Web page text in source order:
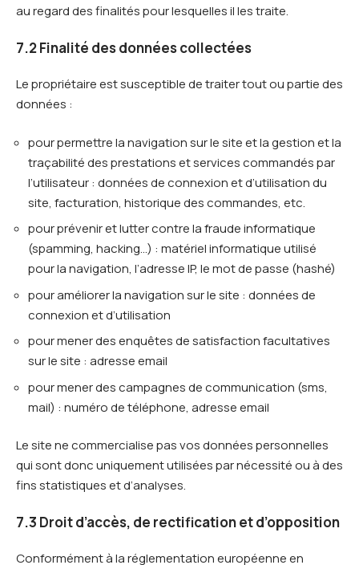
au regard des finalités pour lesquelles il les traite.
7.2 Finalité des données collectées
Le propriétaire est susceptible de traiter tout ou partie des
données :
pour permettre la navigation sur le site et la gestion et la
traçabilité des prestations et services commandés par
l’utilisateur : données de connexion et d’utilisation du
site, facturation, historique des commandes, etc.
pour prévenir et lutter contre la fraude informatique
(spamming, hacking…) : matériel informatique utilisé
pour la navigation, l’adresse IP, le mot de passe (hashé)
pour améliorer la navigation sur le site : données de
connexion et d’utilisation
pour mener des enquêtes de satisfaction facultatives
sur le site : adresse email
pour mener des campagnes de communication (sms,
mail) : numéro de téléphone, adresse email
Le site ne commercialise pas vos données personnelles
qui sont donc uniquement utilisées par nécessité ou à des
fins statistiques et d’analyses.
7.3 Droit d’accès, de rectification et d’opposition
Conformément à la réglementation européenne en